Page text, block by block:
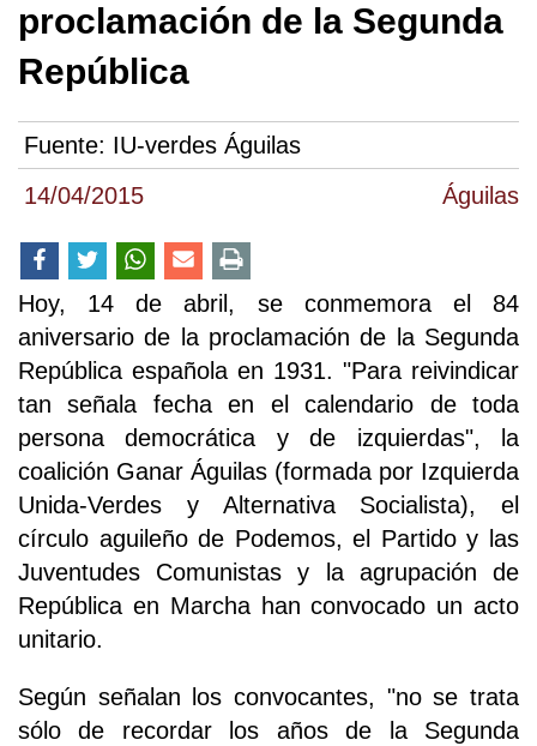
14/04/2015 Águilas
proclamación de la Segunda
República
Fuente: IU-verdes Águilas
Hoy, 14 de abril, se conmemora el 84
aniversario de la proclamación de la Segunda
República española en 1931. "Para reivindicar
tan señala fecha en el calendario de toda
persona democrática y de izquierdas", la
coalición Ganar Águilas (formada por Izquierda
Unida-Verdes y Alternativa Socialista), el
círculo aguileño de Podemos, el Partido y las
Juventudes Comunistas y la agrupación de
República en Marcha han convocado un acto
unitario.
Según señalan los convocantes, "no se trata
sólo de recordar los años de la Segunda